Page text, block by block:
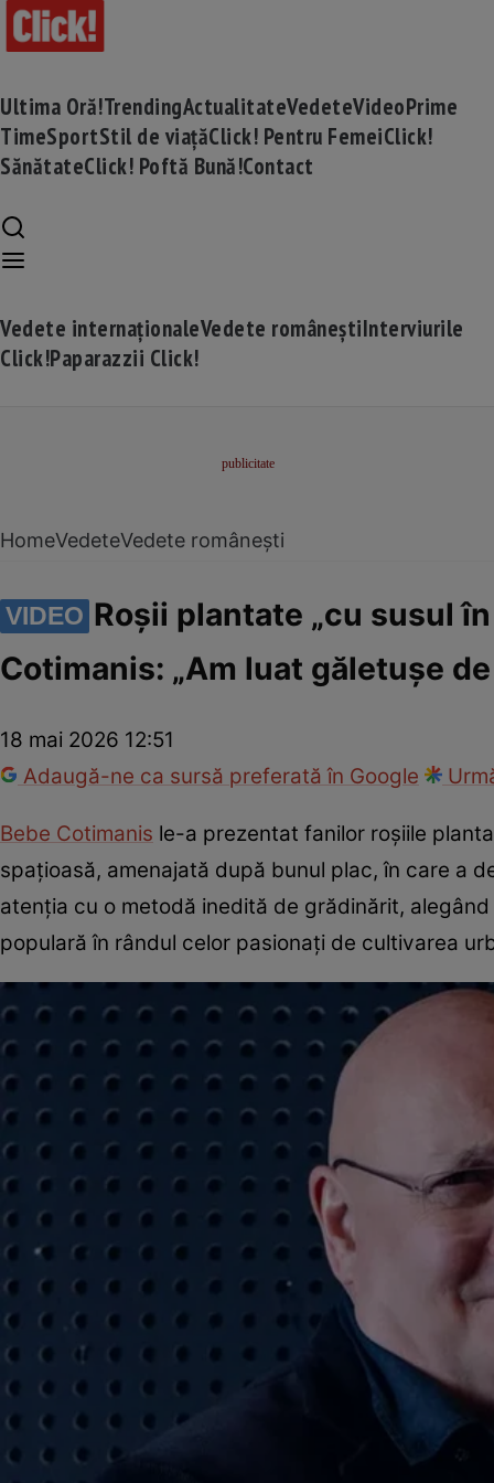
Ultima Oră!TrendingActualitateVedeteVideoPrime
TimeSportStil de viațăClick! Pentru FemeiClick!
SănătateClick! Poftă Bună!Contact
Vedete internaționaleVedete româneștiInterviurile
Click!Paparazzii Click!
HomeVedeteVedete românești
VIDEO Roșii plantate „cu susul
Cotimanis: „Am luat găletușe
18 mai 2026 12:51
Adaugă-ne ca sursă preferată în Google
Bebe Cotimanis le-a prezentat fanilor roșiile
spațioasă, amenajată după bunul plac, în care a
atenția cu o metodă inedită de grădinărit,
populară în rândul celor pasionați de cultivarea